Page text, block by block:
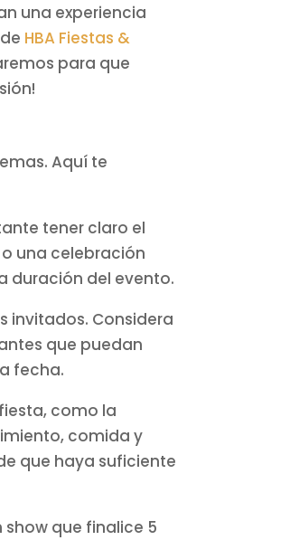
una experiencia
HBA Fiestas &
para que
Aquí te
tener claro el
una celebración
duración del evento.
invitados. Considera
que puedan
fecha.
como la
comida y
que haya suficiente
que finalice 5